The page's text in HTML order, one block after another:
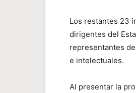
Los restantes 23
dirigentes del
representantes
e intelectuales.
Al presentar la